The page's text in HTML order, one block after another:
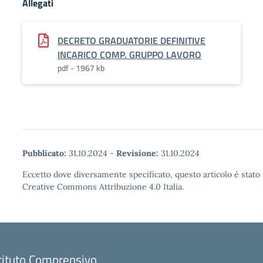
Allegati
DECRETO GRADUATORIE DEFINITIVE
INCARICO COMP. GRUPPO LAVORO
pdf - 1967 kb
Pubblicato: 31.10.2024 - Revisione: 31.10.2024
Eccetto dove diversamente specificato, questo articolo è
Creative Commons Attribuzione 4.0 Italia.